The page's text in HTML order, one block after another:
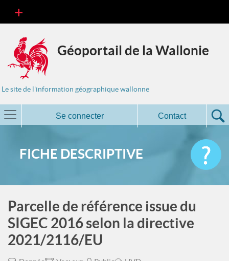
Géoportail de la Wallonie
Le site de l'information géographique wallonne
Se connecter Contact
FICHE DESCRIPTIVE
Parcelle de référence issue du
SIGEC 2016 selon la directive
2021/2116/EU